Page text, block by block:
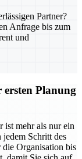
Partner?
Anfrage bis zum
und
ersten Planung
ist mehr als nur ein
jedem Schritt des
die Organisation bis